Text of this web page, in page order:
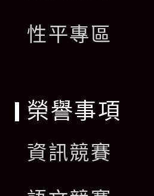
性平專區
榮譽事項
資訊競賽